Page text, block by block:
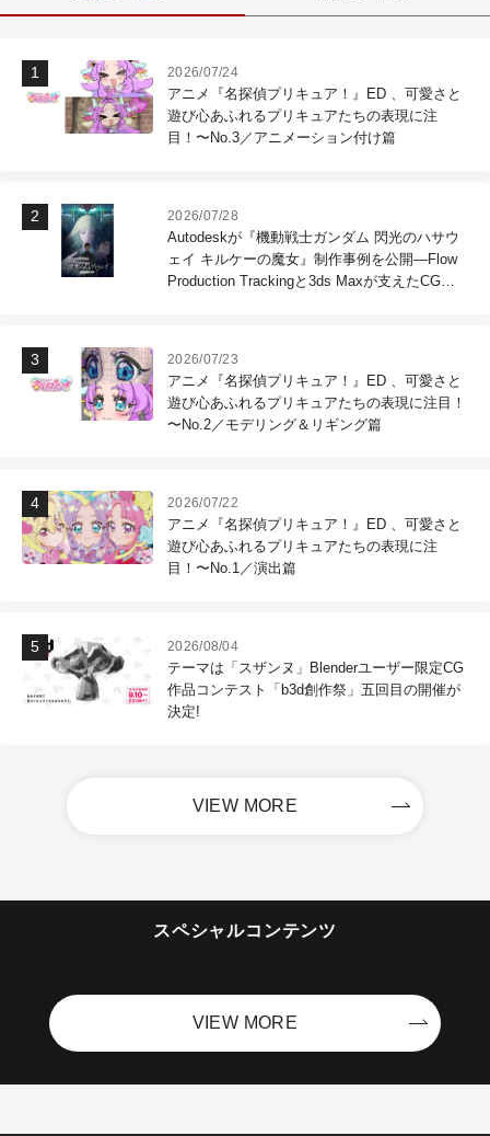
2026/07/24
アニメ『名探偵プリキュア！』ED 、可愛さと
遊び心あふれるプリキュアたちの表現に注
目！〜No.3／アニメーション付け篇
2026/07/28
Autodeskが『機動戦士ガンダム 閃光のハサウ
ェイ キルケーの魔女』制作事例を公開―Flow
Production Trackingと3ds Maxが支えたCG制
2026/07/23
アニメ『名探偵プリキュア！』ED 、可愛さと
遊び心あふれるプリキュアたちの表現に注目！
〜No.2／モデリング＆リギング篇
2026/07/22
アニメ『名探偵プリキュア！』ED 、可愛さと
遊び心あふれるプリキュアたちの表現に注
目！〜No.1／演出篇
2026/08/04
テーマは「スザンヌ」Blenderユーザー限定CG
作品コンテスト「b3d創作祭」五回目の開催が
決定!
VIEW MORE
スペシャルコンテンツ
VIEW MORE